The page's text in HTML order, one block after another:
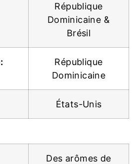
République
Dominicaine &
Brésil
République
Dominicaine
États-Unis
Des arômes de